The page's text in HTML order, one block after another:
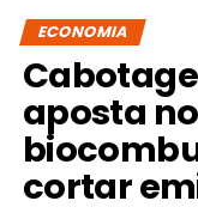
ECONOMIA
aposta
cortar